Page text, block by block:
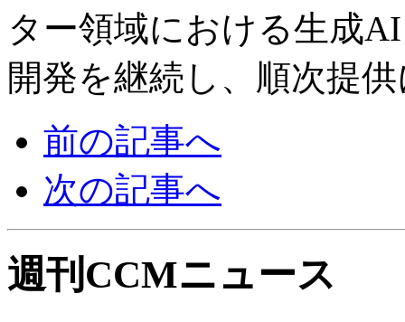
ター領域における生成
開発を継続し、順次提
前の記事へ
次の記事へ
週刊CCMニュース